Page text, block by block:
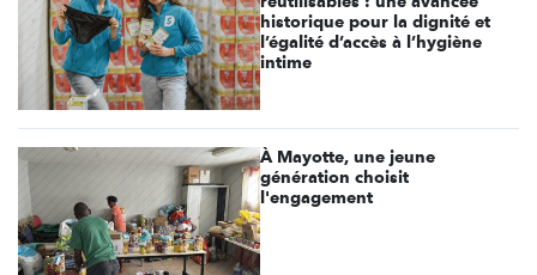
historique pour la dignité et
l’égalité d’accès à l’hygiène
intime
À Mayotte, une jeune
génération choisit
l'engagement